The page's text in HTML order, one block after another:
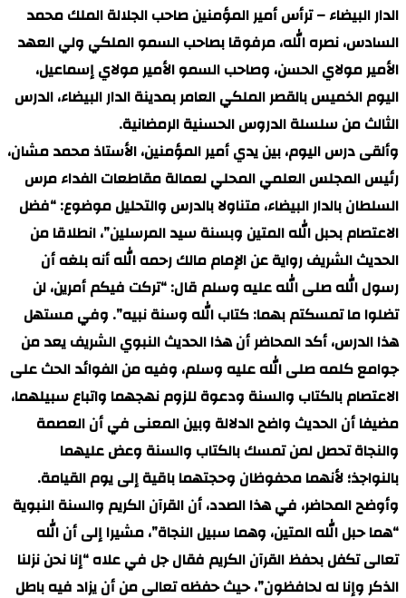
الدار البيضاء – ترأس أمير المؤمنين صاحب الجلالة الملك محمد
السادس، نصره الله، مرفوقا بصاحب السمو الملكي ولي العهد
الأمير مولاي الحسن، وصاحب السمو الأمير مولاي إسماعيل،
اليوم الخميس بالقصر الملكي العامر بمدينة الدار البيضاء، الدرس
الثالث من سلسلة الدروس الحسنية الرمضانية.
وألقى درس اليوم، بين يدي أمير المؤمنين، الأستاذ محمد مشان،
رئيس المجلس العلمي المحلي لعمالة مقاطعات الفداء مرس
السلطان بالدار البيضاء، متناولا بالدرس والتحليل موضوع: “فضل
الاعتصام بحبل الله المتين وبسنة سيد المرسلين”، انطلاقا من
الحديث الشريف رواية عن الإمام مالك رحمه الله أنه بلغه أن
رسول الله صلى الله عليه وسلم قال: “تركت فيكم أمرين، لن
تضلوا ما تمسكتم بهما: كتاب الله وسنة نبيه”. وفي مستهل
هذا الدرس، أكد المحاضر أن هذا الحديث النبوي الشريف يعد من
جوامع كلمه صلى الله عليه وسلم، وفيه من الفوائد الحث على
الاعتصام بالكتاب والسنة ودعوة للزوم نهجهما واتباع سبيلهما،
مضيفا أن الحديث واضح الدلالة وبين المعنى في أن العصمة
والنجاة تحصل لمن تمسك بالكتاب والسنة وعض عليهما
بالنواجذ؛ لأنهما محفوظان وحجتهما باقية إلى يوم القيامة.
وأوضح المحاضر، في هذا الصدد، أن القرآن الكريم والسنة النبوية
“هما حبل الله المتين، وهما سبيل النجاة”، مشيرا إلى أن الله
تعالى تكفل بحفظ القرآن الكريم فقال جل في علاه “إنا نحن نزلنا
الذكر وإنا له لحافظون”، حيث حفظه تعالى من أن يزاد فيه باطل